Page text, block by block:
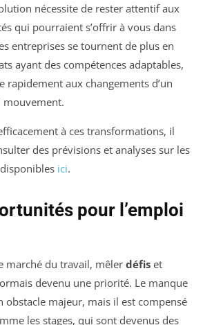
nécessite de rester attentif aux
qui pourraient s’offrir à vous dans
entreprises se tournent de plus en
ayant des compétences adaptables,
rapidement aux changements d’un
mouvement.
à ces transformations, il
des prévisions et analyses sur les
ici.
pour l’emploi
marché du travail, mêler défis et
devenu une priorité. Le manque
obstacle majeur, mais il est compensé
les stages, qui sont devenus des